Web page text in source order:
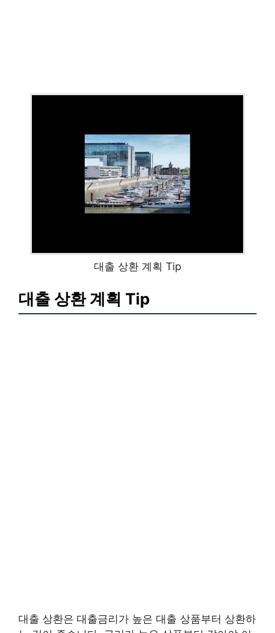
대출 상환 계획 Tip
대출 상환 계획 Tip
대출 상환은 대출금리가 높은 대출 상품부터 상환하